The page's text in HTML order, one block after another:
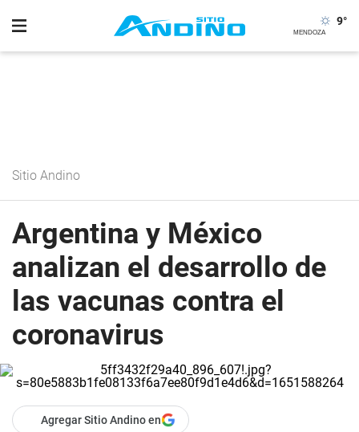
9°
Sitio Andino
Argentina y México
analizan el desarrollo de
las vacunas contra el
coronavirus
Agregar Sitio Andino en